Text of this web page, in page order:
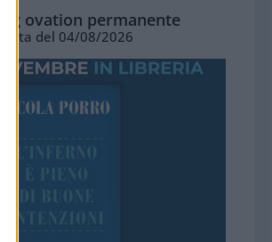
ovation permanente
del 04/08/2026